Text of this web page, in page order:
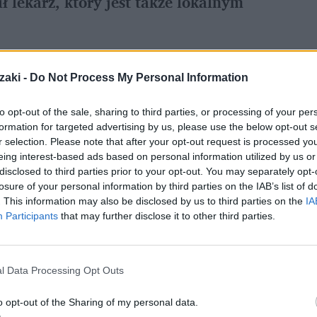
- Do Not Process My Personal Information
opt-out of the sale, sharing to third parties, or processing of your
for targeted advertising by us, please use the below opt-out
selection. Please note that after your opt-out request is processed
interest-based ads based on personal information utilized by us
to third parties prior to your opt-out. You may separately
of your personal information by third parties on the IAB’s list of
This information may also be disclosed by us to third parties on the
Participants that may further disclose it to other third parties.
Data Processing Opt Outs
opt-out of the Sharing of my personal data.
pory prawie 16 tys. przypadków zakażeń
Covid-19. Do bilansu ofiar została
, z tym że ona nie zmarła bezpośrednio
2, a najprawdopodobniej przez ludzką
"Daily Mail", niemowlęciu podano
"Miksturę" zalecił jej rodzicom
7-letnia córka byli także zakażeni SARS-
zakończył się szpitalem, z kolei 5-